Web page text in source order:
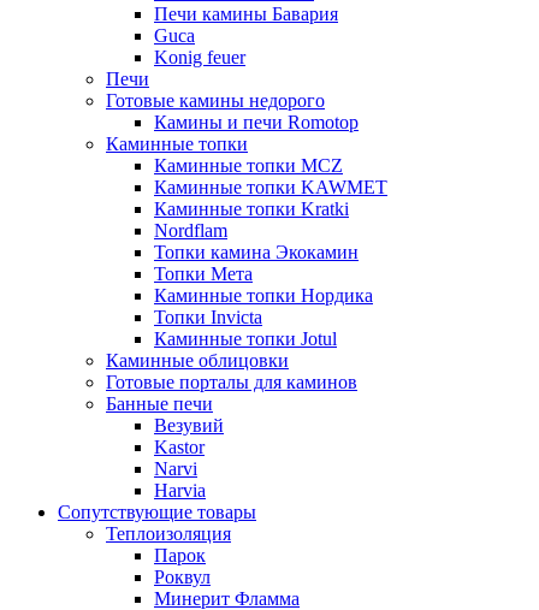
Печи камины Бавария
Guca
Konig feuer
Печи
Готовые камины недорого
Камины и печи Romotop
Каминные топки
Каминные топки MCZ
Каминные топки KAWMET
Каминные топки Kratki
Nordflam
Топки камина Экокамин
Топки Мета
Каминные топки Нордика
Топки Invicta
Каминные топки Jotul
Каминные облицовки
Готовые порталы для каминов
Банные печи
Везувий
Kastor
Narvi
Harvia
Сопутствующие товары
Теплоизоляция
Парок
Роквул
Минерит Фламма